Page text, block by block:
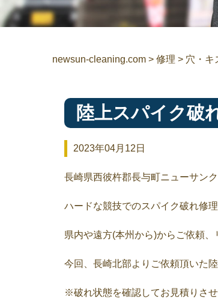
newsun-cleaning.com > 修理 > 穴・キ
陸上スパイク破
2023年04月12日
長崎県西彼杵郡長与町ニューサン
ハードな競技でのスパイク破れ修
県内や遠方(本州から)からご依頼
今回、長崎北部よりご依頼頂いた
※破れ状態を確認してお見積りさ